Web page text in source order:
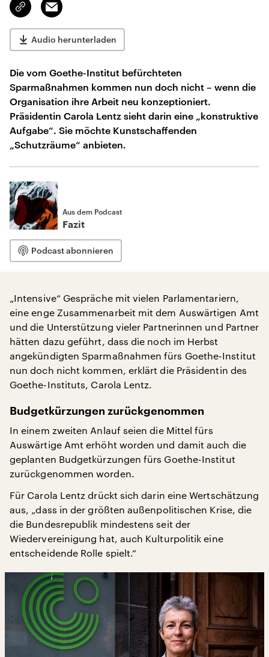
Link
kopieren/teilen
Email
Audio herunterladen
Die vom Goethe-Institut befürchteten
Sparmaßnahmen kommen nun doch nicht – wenn die
Organisation ihre Arbeit neu konzeptioniert.
Präsidentin Carola Lentz sieht darin eine „konstruktive
Aufgabe“. Sie möchte Kunstschaffenden
„Schutzräume“ anbieten.
Aus dem Podcast
Fazit
Podcast abonnieren
„Intensive“ Gespräche mit vielen Parlamentariern,
eine enge Zusammenarbeit mit dem Auswärtigen Amt
und die Unterstützung vieler Partnerinnen und Partner
hätten dazu geführt, dass die noch im Herbst
angekündigten Sparmaßnahmen fürs Goethe-Institut
nun doch nicht kommen, erklärt die Präsidentin des
Goethe-Instituts, Carola Lentz.
Budgetkürzungen zurückgenommen
In einem zweiten Anlauf seien die Mittel fürs
Auswärtige Amt erhöht worden und damit auch die
geplanten Budgetkürzungen fürs Goethe-Institut
zurückgenommen worden.
Für Carola Lentz drückt sich darin eine Wertschätzung
aus, „dass in der größten außenpolitischen Krise, die
die Bundesrepublik mindestens seit der
Wiedervereinigung hat, auch Kulturpolitik eine
entscheidende Rolle spielt.“